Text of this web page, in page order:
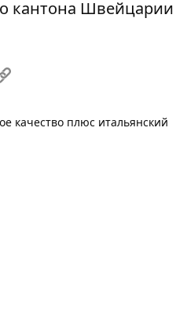
кантона Швейцарии